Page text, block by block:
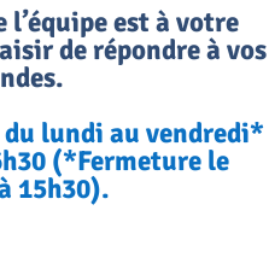
est à votre
de répondre à vos
lundi au vendredi*
(*Fermeture le
15h30).